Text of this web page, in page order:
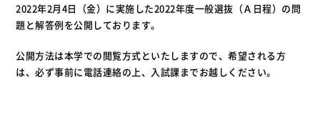
2022年2月4日（金）に実施した2022年度一般選抜（Ａ日程）の問
題と解答例を公開しております。
公開方法は本学での閲覧方式といたしますので、希望される方
は、必ず事前に電話連絡の上、入試課までお越しください。